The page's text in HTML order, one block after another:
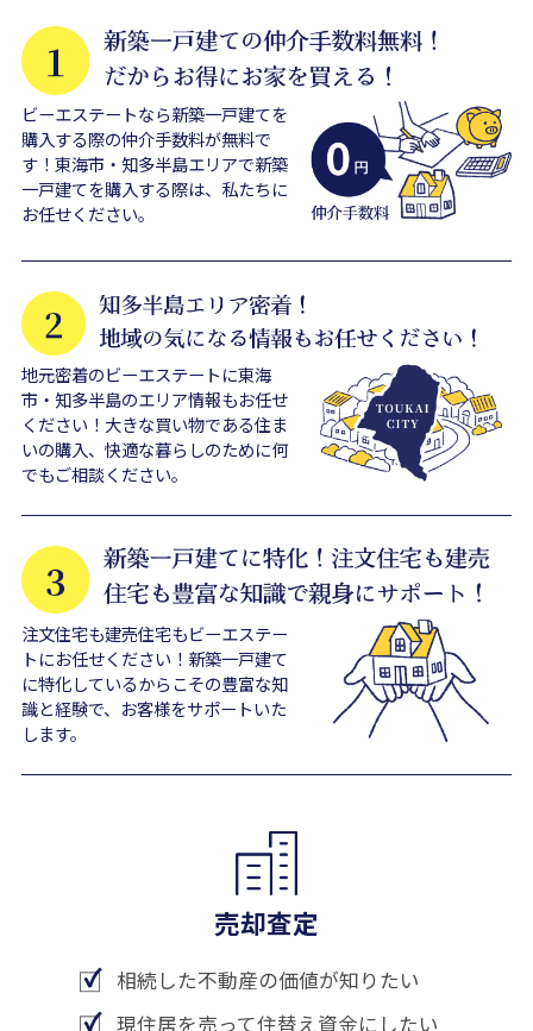
ビーエステートなら新築一戸建てを
購入する際の仲介手数料が無料で
す！東海市・知多半島エリアで新築
一戸建てを購入する際は、私たちに
お任せください。
地元密着のビーエステートに東海
市・知多半島のエリア情報もお任せ
ください！大きな買い物である住ま
いの購入、快適な暮らしのために何
でもご相談ください。
注文住宅も建売住宅もビーエステー
トにお任せください！新築一戸建て
に特化しているからこその豊富な知
識と経験で、お客様をサポートいた
します。
売却査定
相続した不動産の価値が知りたい
現住居を売って住替え資金にしたい